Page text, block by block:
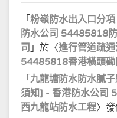
「 粉嶺防水出入口分
防水公司 54485818
司 」於〈進行管道疏
54485818香港橫頭磡
「 九龍塘防水防水膩
須知] - 香港防水公司
西九龍站防水工程〉